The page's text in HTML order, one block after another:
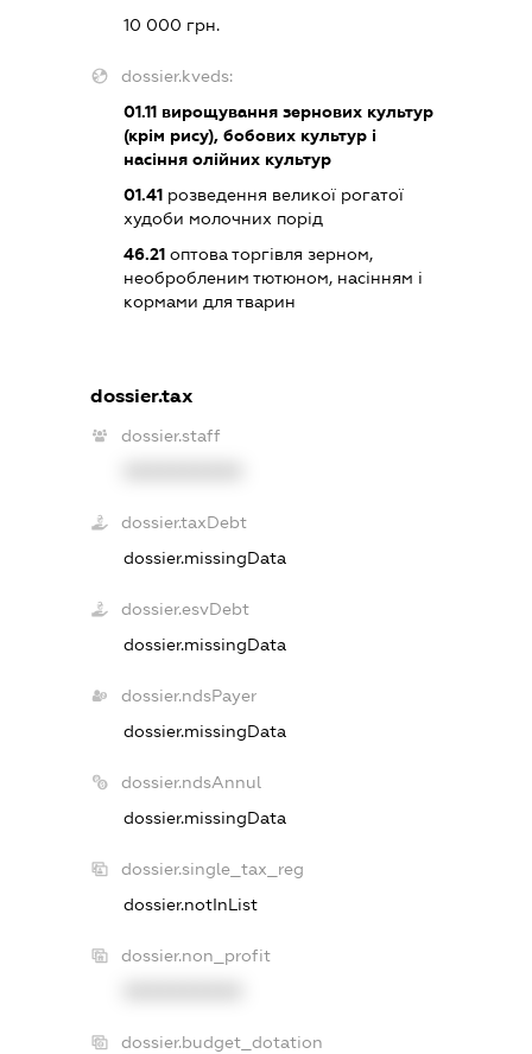
10 000 грн.
dossier.kveds:
01.11вирощування зернових культур
(крім рису), бобових культур і
насіння олійних культур
01.41розведення великої рогатої
худоби молочних порід
46.21оптова торгівля зерном,
необробленим тютюном, насінням і
кормами для тварин
dossier.tax
dossier.staff
dossier.taxDebt
dossier.missingData
dossier.esvDebt
dossier.missingData
dossier.ndsPayer
dossier.missingData
dossier.ndsAnnul
dossier.missingData
dossier.single_tax_reg
dossier.notInList
dossier.non_profit
dossier.budget_dotation